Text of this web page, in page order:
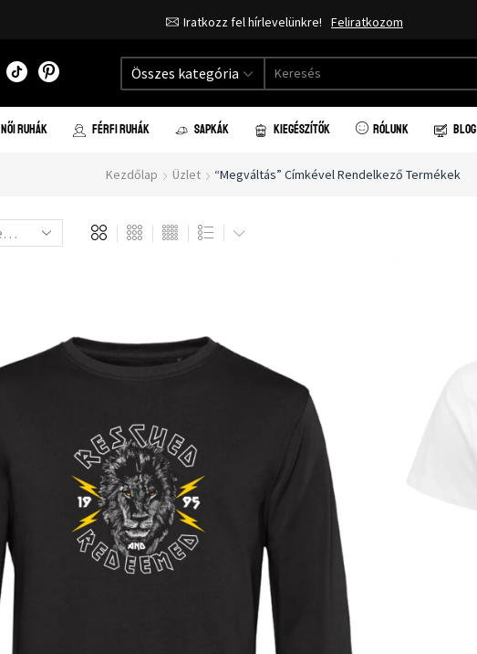
Ingyenes házhozszállítás 20.000 forint vásárlás felett!
Összes kategória
NŐI RUHÁK FÉRFI RUHÁK SAPKÁK KIEGÉSZÍTŐK RÓLUNK BLOG
Kezdőlap Üzlet “megváltás” Címkével Rendelkező Termékek